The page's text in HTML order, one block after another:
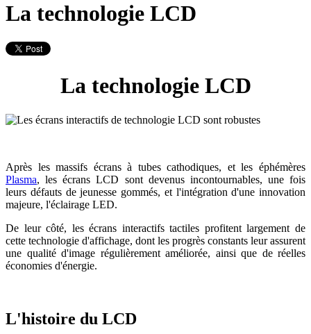
La technologie LCD
La technologie LCD
Après les massifs écrans à tubes cathodiques, et les éphémères
Plasma, les écrans LCD sont devenus incontournables, une fois
leurs défauts de jeunesse gommés, et l'intégration d'une innovation
majeure, l'éclairage LED.
De leur côté, les écrans interactifs tactiles profitent largement de
cette technologie d'affichage, dont les progrès constants leur assurent
une qualité d'image régulièrement améliorée, ainsi que de réelles
économies d'énergie.
L'histoire du LCD